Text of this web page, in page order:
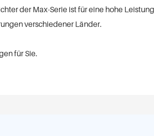
der Max-Serie ist für eine hohe
verschiedener Länder.
für Sie.